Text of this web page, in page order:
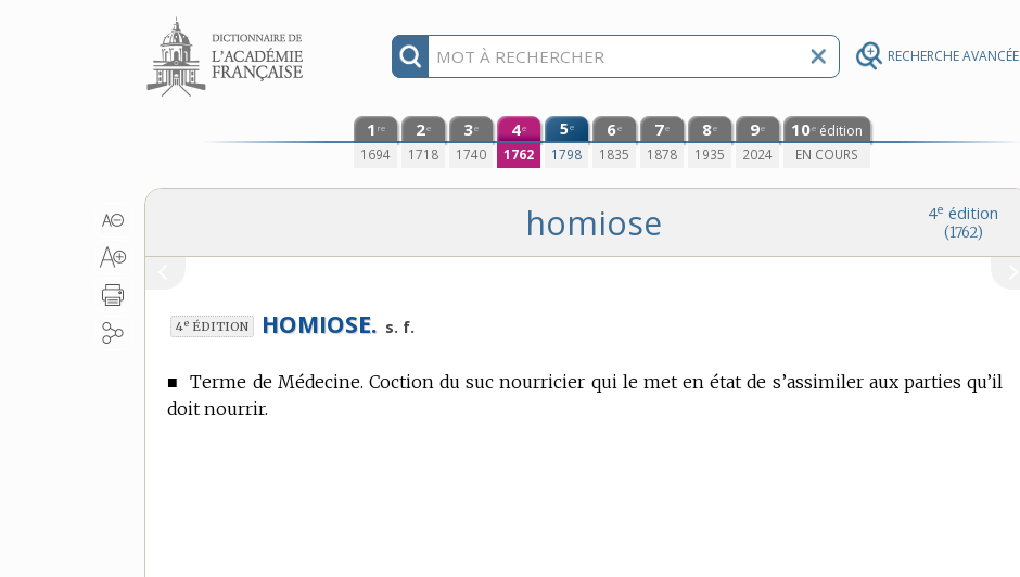
RECHERCHE AVANCÉE
Aller au contenu
1 re
1694
2e
1718
3e
1740
4e
1762
5e
1798
6e
1835
7e
1878
8e
1935
9e
2024
10e édition
EN COURS
4e édition
(1762)
homiose
4e ÉDITION HOMIOSE. s. f.
■Terme de Médecine. Coction du suc nourricier qui le met en état de s’assimiler aux parties qu’il
doit nourrir.